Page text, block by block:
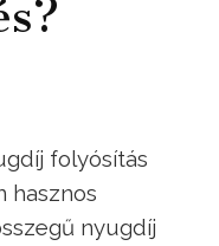
folyósítás
hasznos
nyugdíj